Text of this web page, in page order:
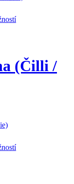
(Čilli /